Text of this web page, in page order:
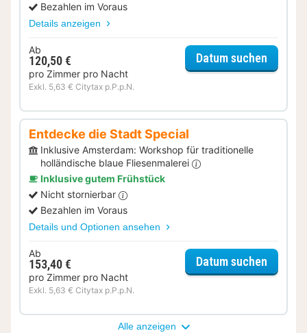
Bezahlen im Voraus
Details anzeigen
Ab
120,50 €
pro Zimmer pro Nacht
Exkl. 5,63 € Citytax p.P.p.N.
Datum suchen
Entdecke die Stadt Special
Inklusive Amsterdam: Workshop für traditionelle
holländische blaue Fliesenmalerei
Inklusive gutem Frühstück
Nicht stornierbar
Bezahlen im Voraus
Details und Optionen ansehen
Ab
153,40 €
pro Zimmer pro Nacht
Exkl. 5,63 € Citytax p.P.p.N.
Datum suchen
Alle anzeigen